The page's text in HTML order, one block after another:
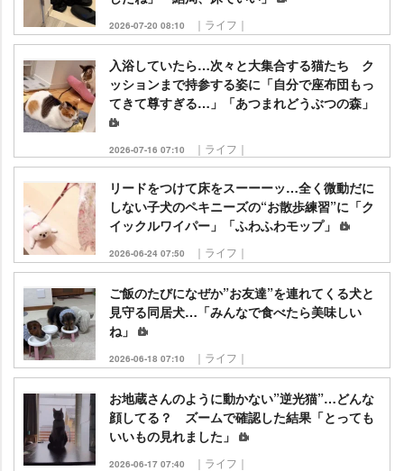
2026-07-20 08:10 ｜ライフ｜
入浴していたら…次々と大集合する猫たち ク
ッションまで持参する姿に「自分で座布団もっ
てきて尊すぎる…」「あつまれどうぶつの森」
2026-07-16 07:10 ｜ライフ｜
リードをつけて床をスーーーッ…全く微動だに
しない子犬のペキニーズの“お散歩練習”に「ク
イックルワイパー」「ふわふわモップ」
2026-06-24 07:50 ｜ライフ｜
ご飯のたびになぜか”お友達”を連れてくる犬と
見守る同居犬…「みんなで食べたら美味しい
ね」
2026-06-18 07:10 ｜ライフ｜
お地蔵さんのように動かない”逆光猫”…どんな
顔してる？ ズームで確認した結果「とっても
いいもの見れました」
2026-06-17 07:40 ｜ライフ｜